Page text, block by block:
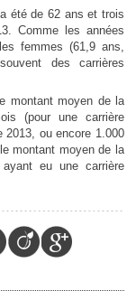
été de 62 ans et trois
Comme les années
femmes (61,9 ans,
des carrières
montant moyen de la
(pour une carrière
2013, ou encore 1.000
montant moyen de la
eu une carrière